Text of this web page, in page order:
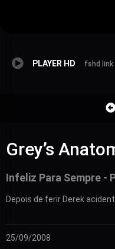
PLAYER HD fshd.link
Grey’s
Infeliz Para Sempre -
Depois de ferir Derek
25/09/2008